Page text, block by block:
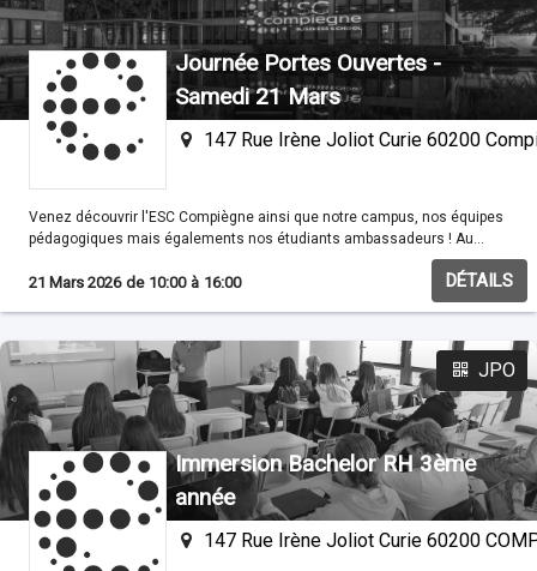
Journée Portes Ouvertes -
Samedi 21 Mars
147 Rue Irène Joliot Curie 60200
Venez découvrir l'ESC Compiègne ainsi que notre campus, nos équipes
pédagogiques mais égalements nos étudiants ambassadeurs ! Au
animées par la directrice de l'ESC Compiègne. Rencontre avec les
étudiants, les professeurs, l'équipe administrative et les associations
21 Mars 2026 de 10:00 à 16:00 DÉTAILS
JPO
Immersion Bachelor RH 3ème
année
147 Rue Irène Joliot Curie 60200